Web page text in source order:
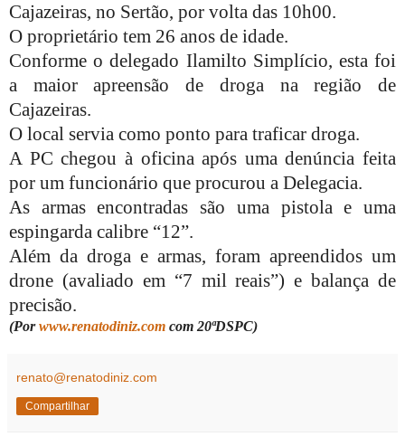
Cajazeiras, no Sertão, por volta das 10h00.
O proprietário tem 26 anos de idade.
Conforme o delegado Ilamilto Simplício, esta foi
a maior apreensão de droga na região de
Cajazeiras.
O local servia como ponto para traficar droga.
A PC chegou à oficina após uma denúncia feita
por um funcionário que procurou a Delegacia.
As armas encontradas são uma pistola e uma
espingarda calibre “12”.
Além da droga e armas, foram apreendidos um
drone (avaliado em “7 mil reais”) e balança de
precisão.
(Porwww.renatodiniz.com com 20ªDSPC)
renato@renatodiniz.com
Compartilhar